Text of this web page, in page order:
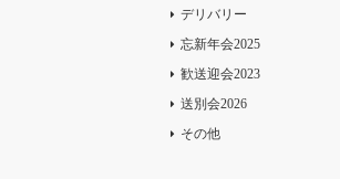
デリバリー
忘新年会2025
歓送迎会2023
送別会2026
その他